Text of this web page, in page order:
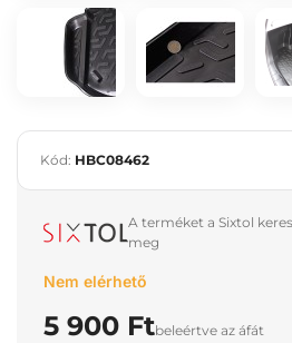
Kód: HBC08462
A terméket a Sixtol
meg
Nem elérhető
5 900 Ftbeleértve az áfát